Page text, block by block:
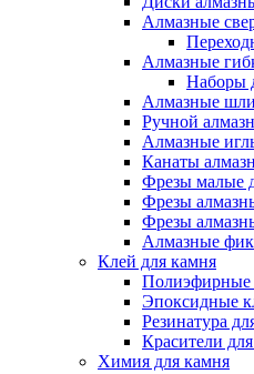
Алмазные
Алмазные
Наборы
Алмазные
Ручной
Алмазные
Канаты
Фрезы малые
Фрезы
Фрезы
Алмазные
Клей для камня
Полиэфирные
Эпоксидные
Резинатура
Красители
Химия для камня